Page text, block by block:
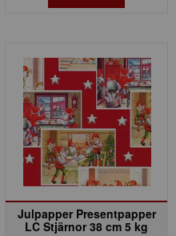
Julpapper Presentpapper
LC Stjärnor 38 cm 5 kg